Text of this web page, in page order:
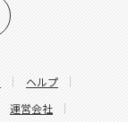
ヘルプ
運営会社